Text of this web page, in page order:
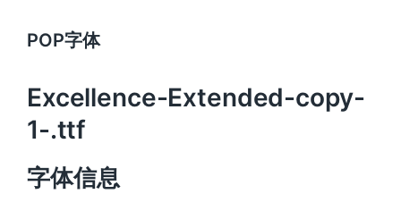
POP字体
Excellence-Extended-copy-
1-.ttf
字体信息